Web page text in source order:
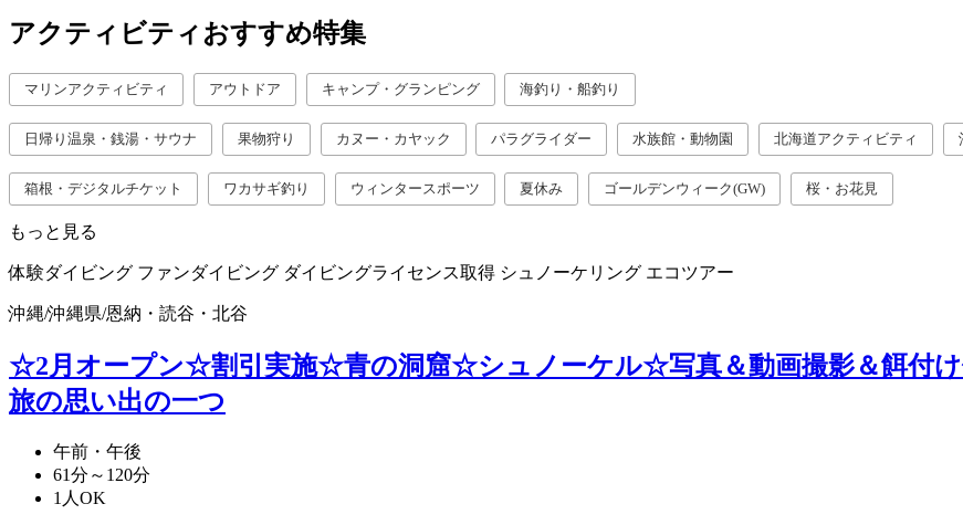
アクティビティおすすめ特集
マリンアクティビティ アウトドア キャンプ・グランピング 海釣り・船釣り
日帰り温泉・銭湯・サウナ 果物狩り カヌー・カヤック パラグライダー 水族館・動物園 北海道アクティビティ
箱根・デジタルチケット ワカサギ釣り ウィンタースポーツ 夏休み ゴールデンウィーク(GW) 桜・お花見
もっと見る
体験ダイビング ファンダイビング ダイビングライセンス取得 シュノーケリング エコツアー
沖縄/沖縄県/恩納・読谷・北谷
☆2月オープン☆割引実施☆青の洞窟☆シュノーケル☆写真＆動画撮影＆餌付
旅の思い出の一つ
午前・午後
61分～120分
1人OK